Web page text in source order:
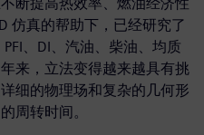
仿真的帮助下，已经研究了
、DI、汽油、柴油、均质
来，立法变得越来越具有挑
细的物理场和复杂的几何形
周转时间。